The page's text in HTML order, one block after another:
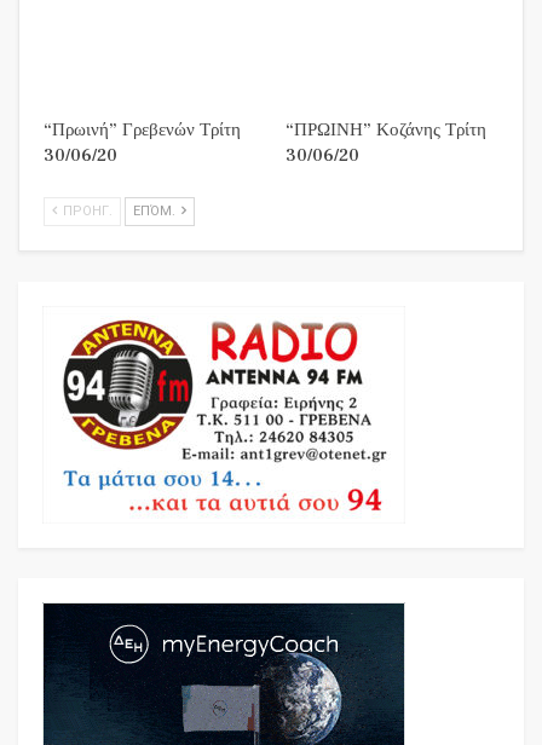
“Πρωινή” Γρεβενών Τρίτη
30/06/20
“ΠΡΩΙΝΗ” Κοζάνης Τρίτη
30/06/20
ΠΡΟΗΓ. ΕΠΌΜ.